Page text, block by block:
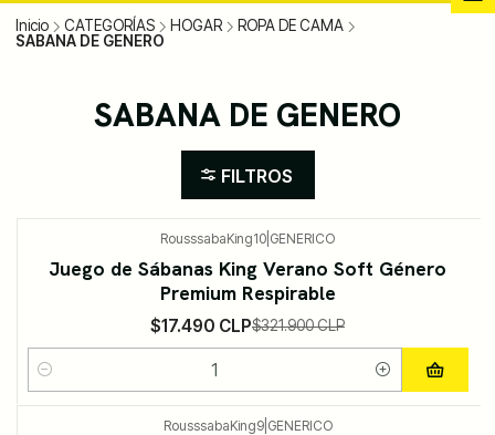
Inicio CATEGORÍAS HOGAR
ROPA DE CAMA
SABANA DE GENERO
SABANA DE GENERO
FILTROS
RousssabaKing10 GENERICO
Juego de Sábanas King Verano Soft Género
Premium Respirable
$17.490 CLP$321.900 CLP
Cantidad
RousssabaKing9| GENERICO